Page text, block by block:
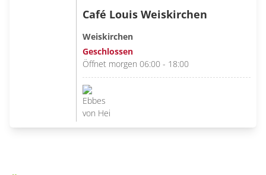
Café Louis Weiskirchen
Weiskirchen
Geschlossen
Öffnet morgen 06:00 - 18:00